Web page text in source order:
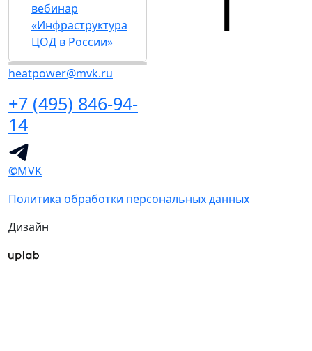
вебинар
«Инфраструктура
ЦОД в России»
heatpower@mvk.ru
+7 (495) 846-94-
14
©MVK
Политика обработки персональных данных
Дизайн